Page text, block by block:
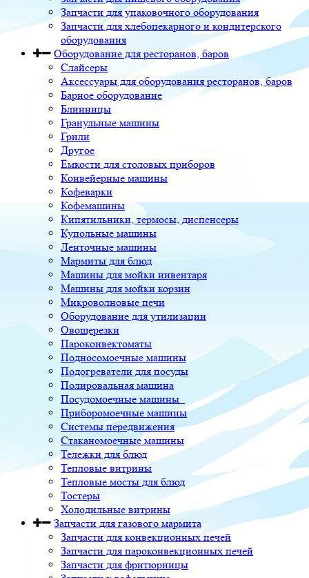
Запчасти для упаковочного оборудования
Запчасти для хлебопекарного и кондитерского
оборудования
Оборудование для ресторанов, баров
Слайсеры
Аксессуары для оборудования ресторанов, баров
Барное оборудование
Блинницы
Гранульные машины
Грили
Другое
Ёмкости для столовых приборов
Конвейерные машины
Кофеварки
Кофемашины
Кипятильники, термосы, диспенсеры
Купольные машины
Ленточные машины
Мармиты для блюд
Машины для мойки инвентаря
Машины для мойки корзин
Микроволновые печи
Оборудование для утилизации
Овощерезки
Пароконвектоматы
Подносомоечные машины
Подогреватели для посуды
Полировальная машина
Посудомоечные машины
Приборомоечные машины
Системы передвижения
Стаканомоечные машины
Тележки для блюд
Тепловые витрины
Тепловые мосты для блюд
Тостеры
Холодильные витрины
Запчасти для газового мармита
Запчасти для конвекционных печей
Запчасти для пароконвекционных печей
Запчасти для фритюрницы